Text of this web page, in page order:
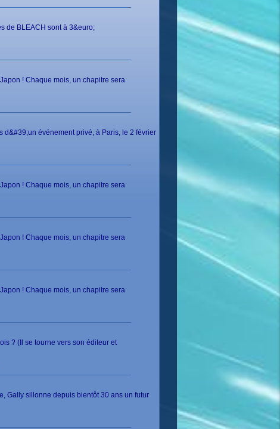
de BLEACH sont à 3&euro;
! Chaque mois, un chapitre sera
d&#39;un événement privé, à Paris, le 2 février
! Chaque mois, un chapitre sera
! Chaque mois, un chapitre sera
! Chaque mois, un chapitre sera
? (Il se tourne vers son éditeur et
Gally sillonne depuis bientôt 30 ans un futur